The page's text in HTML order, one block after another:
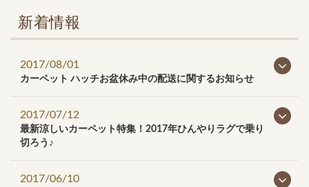
新着情報
2017/08/01
カーペット ハッチお盆休み中の配送に関するお知らせ
2017/07/12
最新涼しいカーペット特集！2017年ひんやりラグで乗り
切ろう♪
2017/06/10